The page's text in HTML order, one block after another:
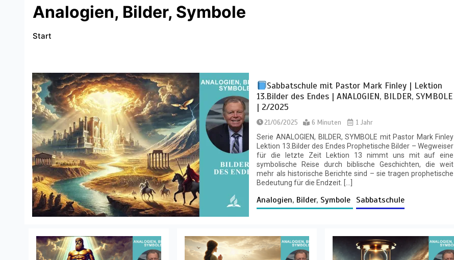
Analogien, Bilder, Symbole
Start
Sabbatschule mit Pastor Mark Finley | Lektion
13.Bilder des Endes | ANALOGIEN, BILDER, SYMBOLE
| 2/2025
21/06/2025 6 Minuten
1 Jahr
Serie ANALOGIEN, BILDER, SYMBOLE mit Pastor Mark Finley
Lektion 13.Bilder des Endes Prophetische Bilder – Wegweiser
für die letzte Zeit Lektion 13 nimmt uns mit auf eine
symbolische Reise durch biblische Geschichten, die weit
mehr als historische Berichte sind – sie tragen prophetische
Bedeutung für die Endzeit. […]
Analogien, Bilder, Symbole Sabbatschule